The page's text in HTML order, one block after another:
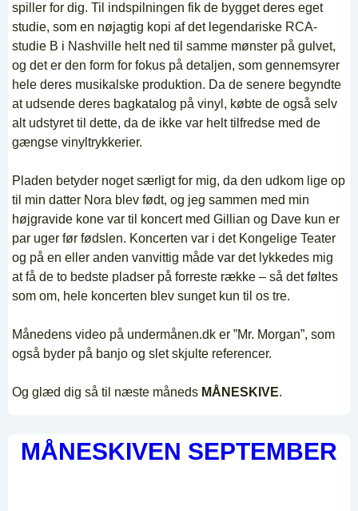
spiller for dig. Til indspilningen fik de bygget deres eget
studie, som en nøjagtig kopi af det legendariske RCA-
studie B i Nashville helt ned til samme mønster på gulvet,
og det er den form for fokus på detaljen, som gennemsyrer
hele deres musikalske produktion. Da de senere begyndte
at udsende deres bagkatalog på vinyl, købte de også selv
alt udstyret til dette, da de ikke var helt tilfredse med de
gængse vinyltrykkerier.
Pladen betyder noget særligt for mig, da den udkom lige op
til min datter Nora blev født, og jeg sammen med min
højgravide kone var til koncert med Gillian og Dave kun er
par uger før fødslen. Koncerten var i det Kongelige Teater
og på en eller anden vanvittig måde var det lykkedes mig
at få de to bedste pladser på forreste række – så det føltes
som om, hele koncerten blev sunget kun til os tre.
Månedens video på undermånen.dk er ”Mr. Morgan”, som
også byder på banjo og slet skjulte referencer.
Og glæd dig så til næste måneds MÅNESKIVE.
MÅNESKIVEN SEPTEMBER